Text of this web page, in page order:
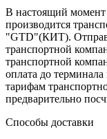
В настоящий момент
производится
"GTD"(КИТ).
транспортной
транспортной
оплата до терминала
тарифам
предварительно
Способы доставки